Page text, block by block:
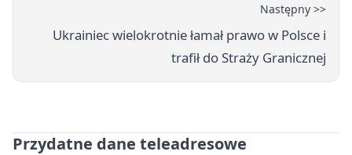
Następny >>
Ukrainiec wielokrotnie łamał prawo w Polsce i
trafił do Straży Granicznej
Przydatne dane teleadresowe